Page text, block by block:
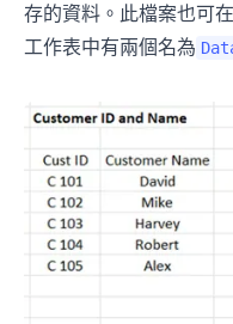
存的資料。此檔案也可
工作表中有兩個名為